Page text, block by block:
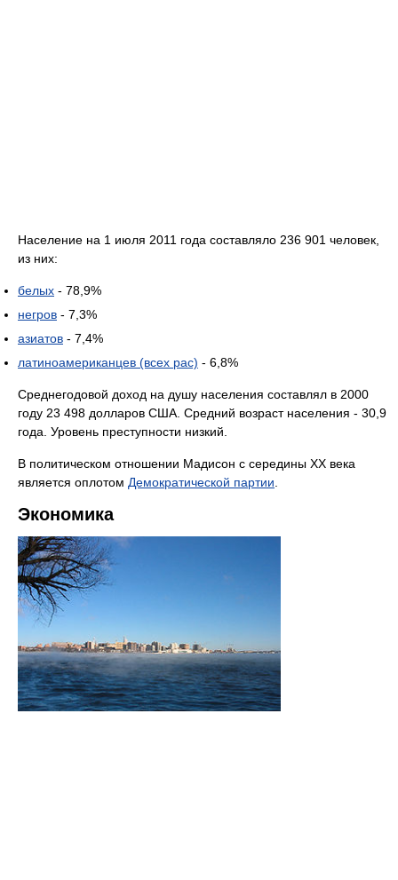
Население на 1 июля 2011 года составляло 236 901 человек,
из них:
белых - 78,9%
негров - 7,3%
азиатов - 7,4%
латиноамериканцев (всех рас) - 6,8%
Среднегодовой доход на душу населения составлял в 2000
году 23 498 долларов США. Средний возраст населения - 30,9
года. Уровень преступности низкий.
В политическом отношении Мадисон с середины ХХ века
является оплотом Демократической партии
Экономика